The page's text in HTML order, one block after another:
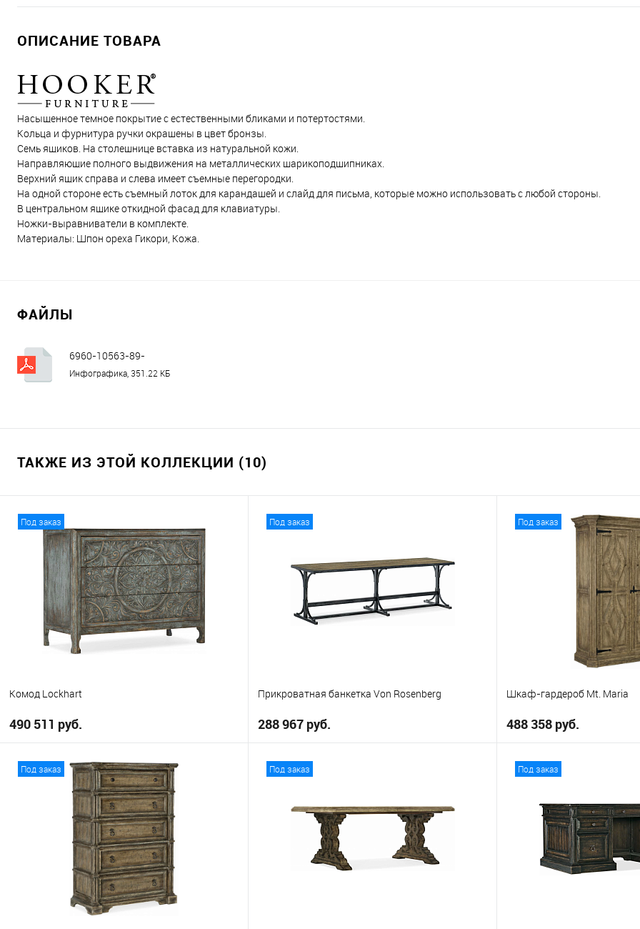
ОПИСАНИЕ ТОВАРА
Насыщенное темное покрытие с естественными бликами и потертостями.
Кольца и фурнитура ручки окрашены в цвет бронзы.
Семь ящиков. На столешнице вставка из натуральной кожи.
Направляющие полного выдвижения на металлических шарикоподшипниках.
Верхний ящик справа и слева имеет съемные перегородки.
На одной стороне есть съемный лоток для карандашей и слайд для письма, которые можно использовать с любой стороны.
В центральном ящике откидной фасад для клавиатуры.
Ножки-выравниватели в комплекте.
Материалы: Шпон ореха Гикори, Кожа.
ФАЙЛЫ
6960-10563-89-
assembly2_compressed.pdf
Инфографика, 351.22 КБ
ТАКЖЕ ИЗ ЭТОЙ КОЛЛЕКЦИИ (10)
Под заказ
Комод Lockhart
490 511 руб.
В корзину
В избранное
Под заказ
Прикроватная банкетка Von Rosenberg
288 967 руб.
В избранное
Под заказ
Шкаф-гардероб Mt. Maria
488 358 руб.
В избранное
Под заказ Под заказ Под заказ